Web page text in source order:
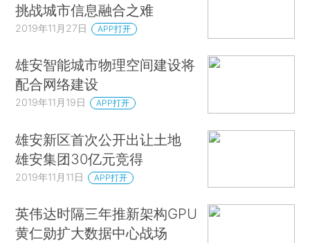
挑战城市信息融合之难
2019年11月27日 APP打开
雄安智能城市物理空间建设将
配合网络建设
2019年11月19日 APP打开
雄安新区首次公开出让土地
雄安集团30亿元竞得
2019年11月11日 APP打开
英伟达时隔三年推新架构GPU
黄仁勋扩大数据中心战场